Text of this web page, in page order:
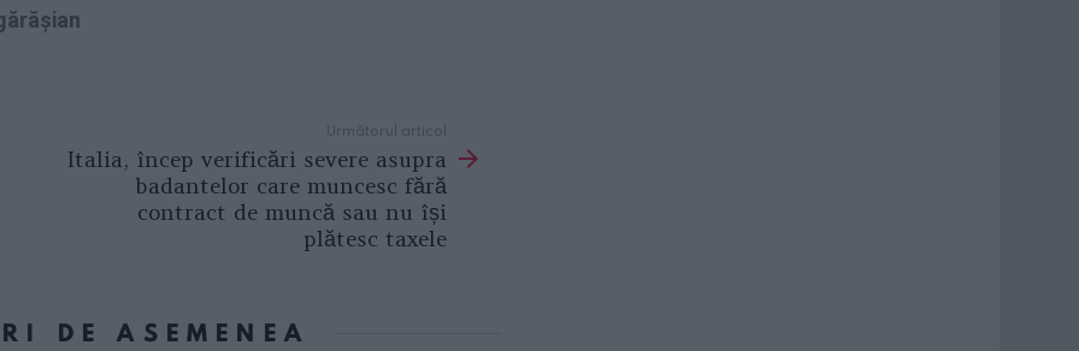
Următorul articol
Italia, încep verificări severe asupra
badantelor care muncesc fără
contract de muncă sau nu își
plătesc taxele
DE ASEMENEA